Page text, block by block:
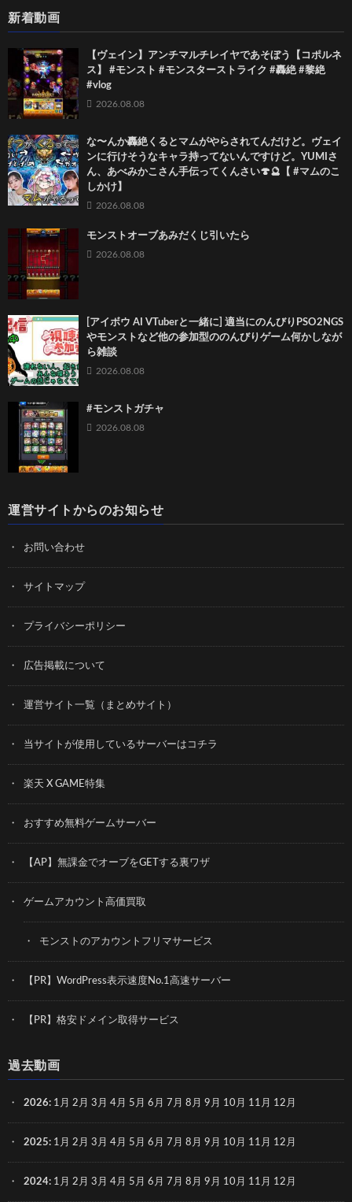
新着動画
【ヴェイン】アンチマルチレイヤであそぼう【コポルネ
ス】 #モンスト #モンスターストライク #轟絶 #黎絶
#vlog
2026.08.08
な〜んか轟絶くるとマムがやらされてんだけど。ヴェイ
ンに行けそうなキャラ持ってないんですけど。YUMIさ
ん、あべみかこさん手伝ってくんさい🍄🔮【 #マムのこ
しかけ】
2026.08.08
モンストオーブあみだくじ引いたら
2026.08.08
[アイボウ AI VTuberと一緒に] 適当にのんびりPSO2NGS
やモンストなど他の参加型ののんびりゲーム何かしなが
ら雑談
2026.08.08
#モンストガチャ
2026.08.08
運営サイトからのお知らせ
お問い合わせ
サイトマップ
プライバシーポリシー
広告掲載について
運営サイト一覧（まとめサイト）
当サイトが使用しているサーバーはコチラ
楽天 X GAME特集
おすすめ無料ゲームサーバー
【AP】無課金でオーブをGETする裏ワザ
ゲームアカウント高価買取
モンストのアカウントフリマサービス
【PR】WordPress表示速度No.1高速サーバー
【PR】格安ドメイン取得サービス
過去動画
2026: 1月 2月 3月 4月 5月 6月 7月 8月 9月 10月 11月 12月
2025: 1月 2月 3月 4月 5月 6月 7月 8月 9月 10月 11月 12月
2024: 1月 2月 3月 4月 5月 6月 7月 8月 9月 10月 11月 12月